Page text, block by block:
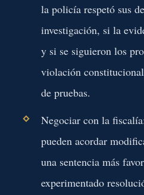
la policía respetó sus
investigación, si la
y si se siguieron los
violación
de pruebas.
Negociar con la
pueden acordar
una sentencia más
experimentado